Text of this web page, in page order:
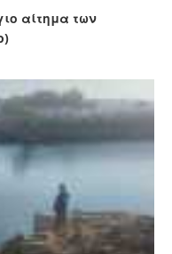
αίτημα των